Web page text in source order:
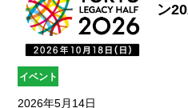
イベント
ン
2026年5月14日